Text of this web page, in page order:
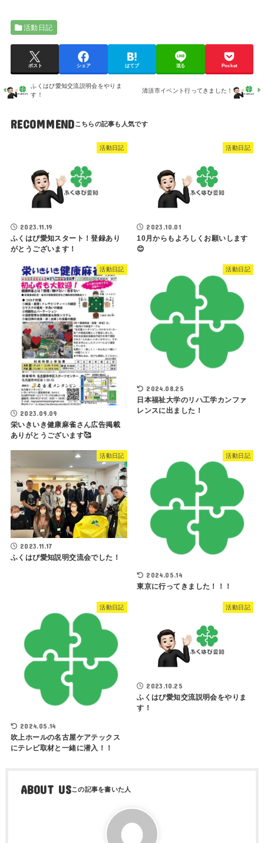
活動日記
ポスト シェア はてブ 送る Pocket
ふくはぴ愛知交流説明会をやりま
す！
清須市イベント行ってきました！
RECOMMEND
活動日記
2023.11.19
ふくはぴ愛知スタート！登録あり
がとうございます！
活動日記
2023.10.01
10月からもよろしくお願いします
😊
活動日記
2023.09.09
栄いきいき健康麻雀さん広告掲載
ありがとうございます🥰
活動日記
2024.08.25
日本福祉大学のリハ工学カンファ
レンスに出ました！
活動日記
2023.11.17
ふくはぴ愛知説明交流会でした！
活動日記
2024.05.14
東京に行ってきました！！！
活動日記
2024.05.14
吹上ホールの名古屋ケアテックス
にテレビ取材と一緒に潜入！！
活動日記
2023.10.25
ふくはぴ愛知交流説明会をやりま
す！
ABOUT US